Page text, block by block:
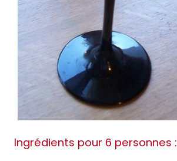
Ingrédients pour 6 personnes :